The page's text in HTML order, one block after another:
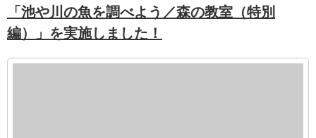
「池や川の魚を調べよう／森の教室（特別
編）」を実施しました！